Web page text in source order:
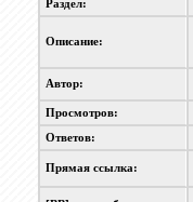
Раздел:
Описание:
Автор:
Просмотров:
Ответов:
Прямая ссылка: